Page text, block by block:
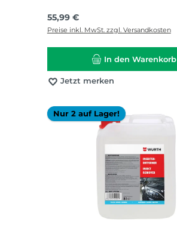
Regulärer Preis:
55,99 €
Preise inkl. MwSt. zzgl. Versandkosten
In den Warenkorb
Jetzt merken
Nur 2 auf Lager!